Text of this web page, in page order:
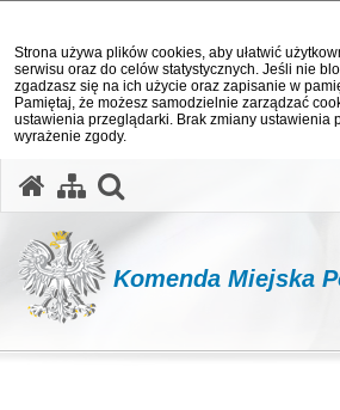
Strona używa plików cookies, aby ułatwić
serwisu oraz do celów statystycznych. Jeśli nie
zgadzasz się na ich użycie oraz zapisanie w
Pamiętaj, że możesz samodzielnie zarządzać
ustawienia przeglądarki. Brak zmiany ustawienia
wyrażenie zgody.
Komenda Miejska